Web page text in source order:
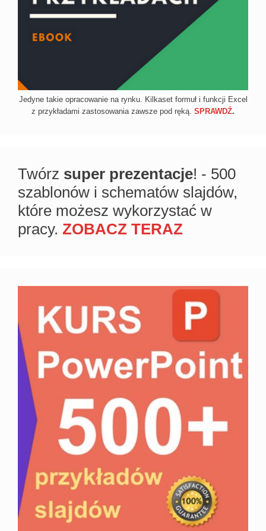
Jedyne takie opracowanie na rynku. Kilkaset formuł i funkcji Excel
z przykładami zastosowania zawsze pod ręką. SPRAWDŹ.
Twórz super prezentacje! - 500
szablonów i schematów slajdów,
które możesz wykorzystać w
pracy. ZOBACZ TERAZ